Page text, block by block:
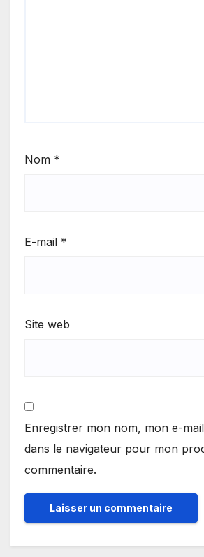
Nom *
E-mail *
Site web
Enregistrer mon nom, mon e-
dans le navigateur pour mon
commentaire.